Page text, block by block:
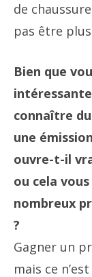
de
pas être
Bien que
connaître
une
ouvre-t-il
ou cela
nombreux
?
Gagner un
mais ce